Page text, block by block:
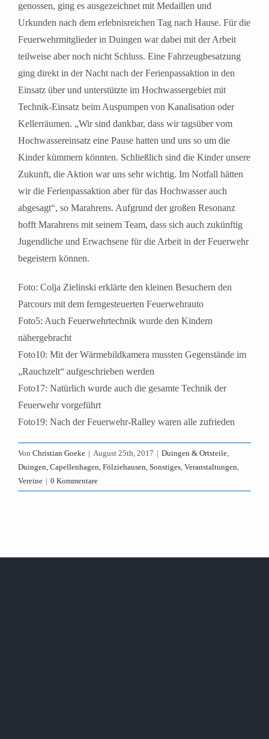
genossen, ging es ausgezeichnet mit Medaillen und
Urkunden nach dem erlebnisreichen Tag nach Hause. Für die
Feuerwehrmitglieder in Duingen war dabei mit der Arbeit
teilweise aber noch nicht Schluss. Eine Fahrzeugbesatzung
ging direkt in der Nacht nach der Ferienpassaktion in den
Einsatz über und unterstützte im Hochwassergebiet mit
Technik-Einsatz beim Auspumpen von Kanalisation oder
Kellerräumen. „Wir sind dankbar, dass wir tagsüber vom
Hochwassereinsatz eine Pause hatten und uns so um die
Kinder kümmern könnten. Schließlich sind die Kinder unsere
Zukunft, die Aktion war uns sehr wichtig. Im Notfall hätten
wir die Ferienpassaktion aber für das Hochwasser auch
abgesagt“, so Marahrens. Aufgrund der großen Resonanz
hofft Marahrens mit seinem Team, dass sich auch zukünftig
Jugendliche und Erwachsene für die Arbeit in der Feuerwehr
begeistern können.
Foto: Colja Zielinski erklärte den kleinen Besuchern den
Parcours mit dem ferngesteuerten Feuerwehrauto
Foto5: Auch Feuerwehrtechnik wurde den Kindern
nähergebracht
Foto10: Mit der Wärmebildkamera mussten Gegenstände im
„Rauchzelt“ aufgeschrieben werden
Foto17: Natürlich wurde auch die gesamte Technik der
Feuerwehr vorgeführt
Foto19: Nach der Feuerwehr-Ralley waren alle zufrieden
Von Christian Goeke | August 25th, 2017 | Duingen & Ortsteile,
Duingen, Capellenhagen, Fölziehausen, Sonstiges, Veranstaltungen,
Vereine | 0 Kommentare